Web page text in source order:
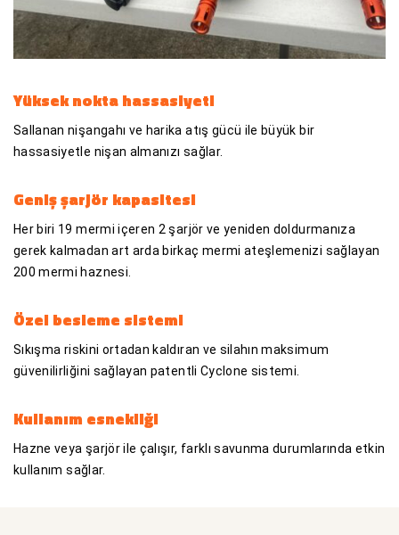
Yüksek nokta hassasiyeti
Sallanan nişangahı ve harika atış gücü ile büyük bir
hassasiyetle nişan almanızı sağlar.
Geniş şarjör kapasitesi
Her biri 19 mermi içeren 2 şarjör ve yeniden doldurmanıza
gerek kalmadan art arda birkaç mermi ateşlemenizi sağlayan
200 mermi haznesi.
Özel besleme sistemi
Sıkışma riskini ortadan kaldıran ve silahın maksimum
güvenilirliğini sağlayan patentli Cyclone sistemi.
Kullanım esnekliği
Hazne veya şarjör ile çalışır, farklı savunma durumlarında etkin
kullanım sağlar.